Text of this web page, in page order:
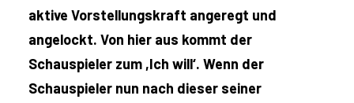
aktive Vorstellungskraft angeregt und
angelockt. Von hier aus kommt der
Schauspieler zum ,Ich will‘. Wenn der
Schauspieler nun nach dieser seiner